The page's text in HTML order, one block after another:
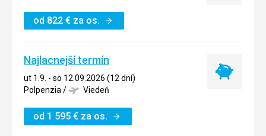
od 822 € za os.
Najlacnejší termín
ut 1.9. - so 12.09.2026 (12 dní)
Polpenzia / Viedeň
od 1 595 € za os.
Najlacnejší